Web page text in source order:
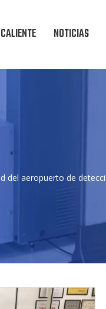
CALIENTE NOTICIAS
del aeropuerto de